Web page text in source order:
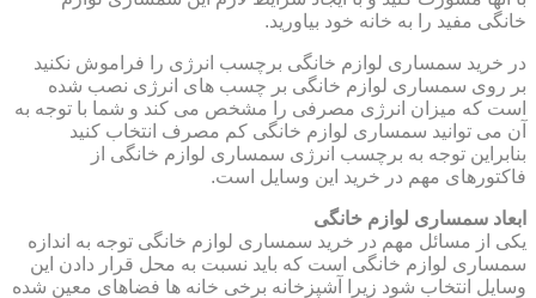
خانگی مفید را به خانه خود بیاورید.
در خرید سمساری لوازم خانگی برچسب انرژی را فراموش نکنید
بر روی سمساری لوازم خانگی بر چسب های انرژی نصب شده
است که میزان انرژی مصرفی را مشخص می کند و شما با توجه به
آن می توانید سمساری لوازم خانگی کم مصرف انتخاب کنید
بنابراین توجه به برچسب انرژی سمساری لوازم خانگی از
فاکتورهای مهم در خرید این وسایل است.
ابعاد سمساری لوازم خانگی
یکی از مسائل مهم در خرید سمساری لوازم خانگی توجه به اندازه
سمساری لوازم خانگی است که باید نسبت به محل قرار دادن این
وسایل انتخاب شود زیرا آشپزخانه برخی خانه ها فضاهای معین شده